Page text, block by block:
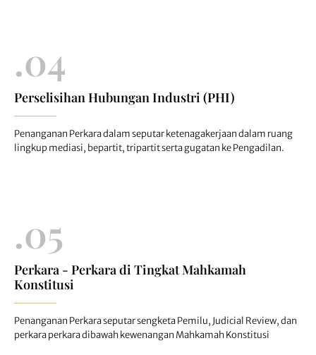
.04
Perselisihan Hubungan Industri (PHI)
Penanganan Perkara dalam seputar ketenagakerjaan dalam ruang
lingkup mediasi, bepartit, tripartit serta gugatan ke Pengadilan.
.05
Perkara - Perkara di Tingkat Mahkamah
Konstitusi
Penanganan Perkara seputar sengketa Pemilu, Judicial Review, dan
perkara perkara dibawah kewenangan Mahkamah Konstitusi